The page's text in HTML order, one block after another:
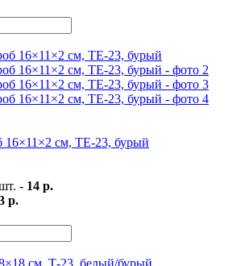
16×11×2 см, ТЕ-23, бурый
- 14 р.
р.